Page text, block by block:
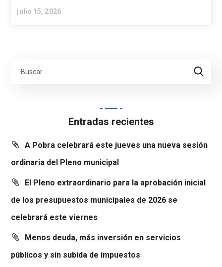
julio 15, 2026
Entradas recientes
A Pobra celebrará este jueves una nueva sesión
ordinaria del Pleno municipal
El Pleno extraordinario para la aprobación inicial
de los presupuestos municipales de 2026 se
celebrará este viernes
Menos deuda, más inversión en servicios
públicos y sin subida de impuestos